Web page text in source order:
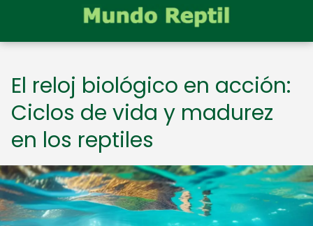
El reloj biológico en acción:
Ciclos de vida y madurez
en los reptiles